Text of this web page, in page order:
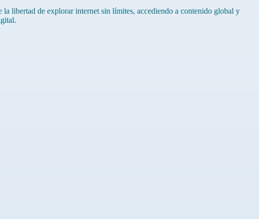
libertad de explorar internet sin límites, accediendo a contenido global y